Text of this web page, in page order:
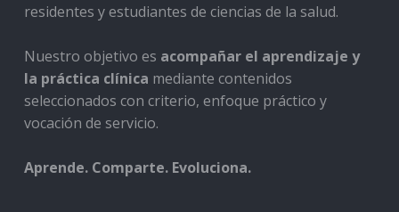
residentes y estudiantes de ciencias de la salud.
Nuestro objetivo es acompañar el aprendizaje y
la práctica clínica mediante contenidos
seleccionados con criterio, enfoque práctico y
vocación de servicio.
Aprende. Comparte. Evoluciona.